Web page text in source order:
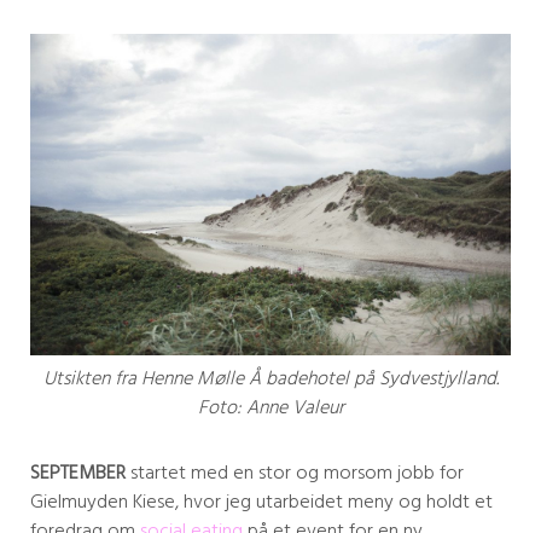
Utsikten fra Henne Mølle Å badehotel på Sydvestjylland.
Foto: Anne Valeur
SEPTEMBERstartet med en stor og morsom jobb for
Gielmuyden Kiese, hvor jeg utarbeidet meny og holdt et